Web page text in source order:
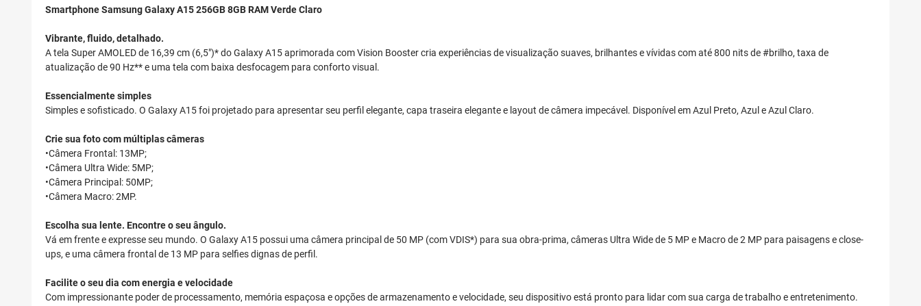
Smartphone Samsung Galaxy A15 256GB 8GB RAM Verde Claro
Vibrante, fluido, detalhado.
A tela Super AMOLED de 16,39 cm (6,5")* do Galaxy A15 aprimorada com Vision Booster cria experiências de visualização suaves, brilhantes e vívidas com até 800 nits de #brilho, taxa de
atualização de 90 Hz** e uma tela com baixa desfocagem para conforto visual.
Essencialmente simples
Simples e sofisticado. O Galaxy A15 foi projetado para apresentar seu perfil elegante, capa traseira elegante e layout de câmera impecável. Disponível em Azul Preto, Azul e Azul Claro.
Crie sua foto com múltiplas câmeras
•Câmera Frontal: 13MP;
•Câmera Ultra Wide: 5MP;
•Câmera Principal: 50MP;
•Câmera Macro: 2MP.
Escolha sua lente. Encontre o seu ângulo.
Vá em frente e expresse seu mundo. O Galaxy A15 possui uma câmera principal de 50 MP (com VDIS*) para sua obra-prima, câmeras Ultra Wide de 5 MP e Macro de 2 MP para paisagens e close-
ups, e uma câmera frontal de 13 MP para selfies dignas de perfil.
Facilite o seu dia com energia e velocidade
Com impressionante poder de processamento, memória espaçosa e opções de armazenamento e velocidade, seu dispositivo está pronto para lidar com sua carga de trabalho e entretenimento.